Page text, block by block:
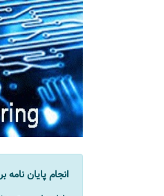
انجام پایان نامه